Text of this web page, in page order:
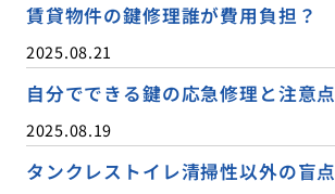
賃貸物件の鍵修理誰が費用負担？
2025.08.21
自分でできる鍵の応急修理と注意点
2025.08.19
タンクレストイレ清掃性以外の盲点